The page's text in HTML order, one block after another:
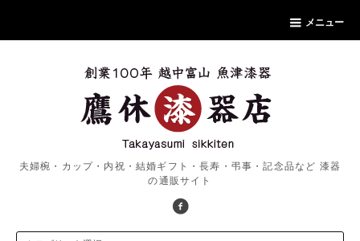
メニュー
夫婦椀・カップ・内祝・結婚ギフト・長寿・弔事・記念品など 漆器
の通販サイト